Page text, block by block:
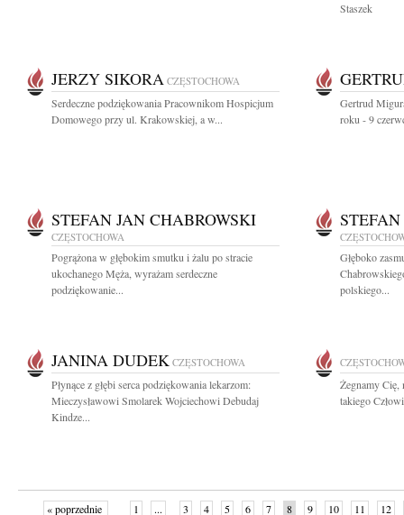
Staszek
JERZY SIKORA CZĘSTOCHOWA
Serdeczne podziękowania Pracownikom Hospicjum
Domowego przy ul. Krakowskiej, a w...
Gertrud
roku - 9
STEFAN JAN CHABROWSKI
CZĘSTOCHOWA
Pogrążona w głębokim smutku i żalu po stracie
ukochanego Męża, wyrażam serdeczne
podziękowanie...
Głęboko
polskiego...
JANINA DUDEK CZĘSTOCHOWA
Płynące z głębi serca podziękowania lekarzom:
Mieczysławowi Smolarek Wojciechowi Debudaj
Kindze...
Żegnamy Cię,
takiego
« poprzednie 1 ... 3 4 5 6 7 8 9 10 11 12